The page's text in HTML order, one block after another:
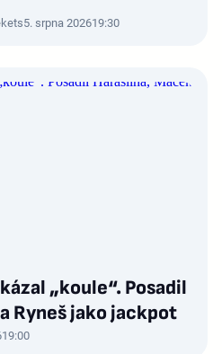
5. srpna 202619:30
„koule“. Posadil
Ryneš jako jackpot
19:00